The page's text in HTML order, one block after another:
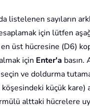
listelenen sayıların
için lütfen
üst hücresine (D6)
için Enter'a basın.
ve doldurma
küçük kare)
alttaki hücrelere